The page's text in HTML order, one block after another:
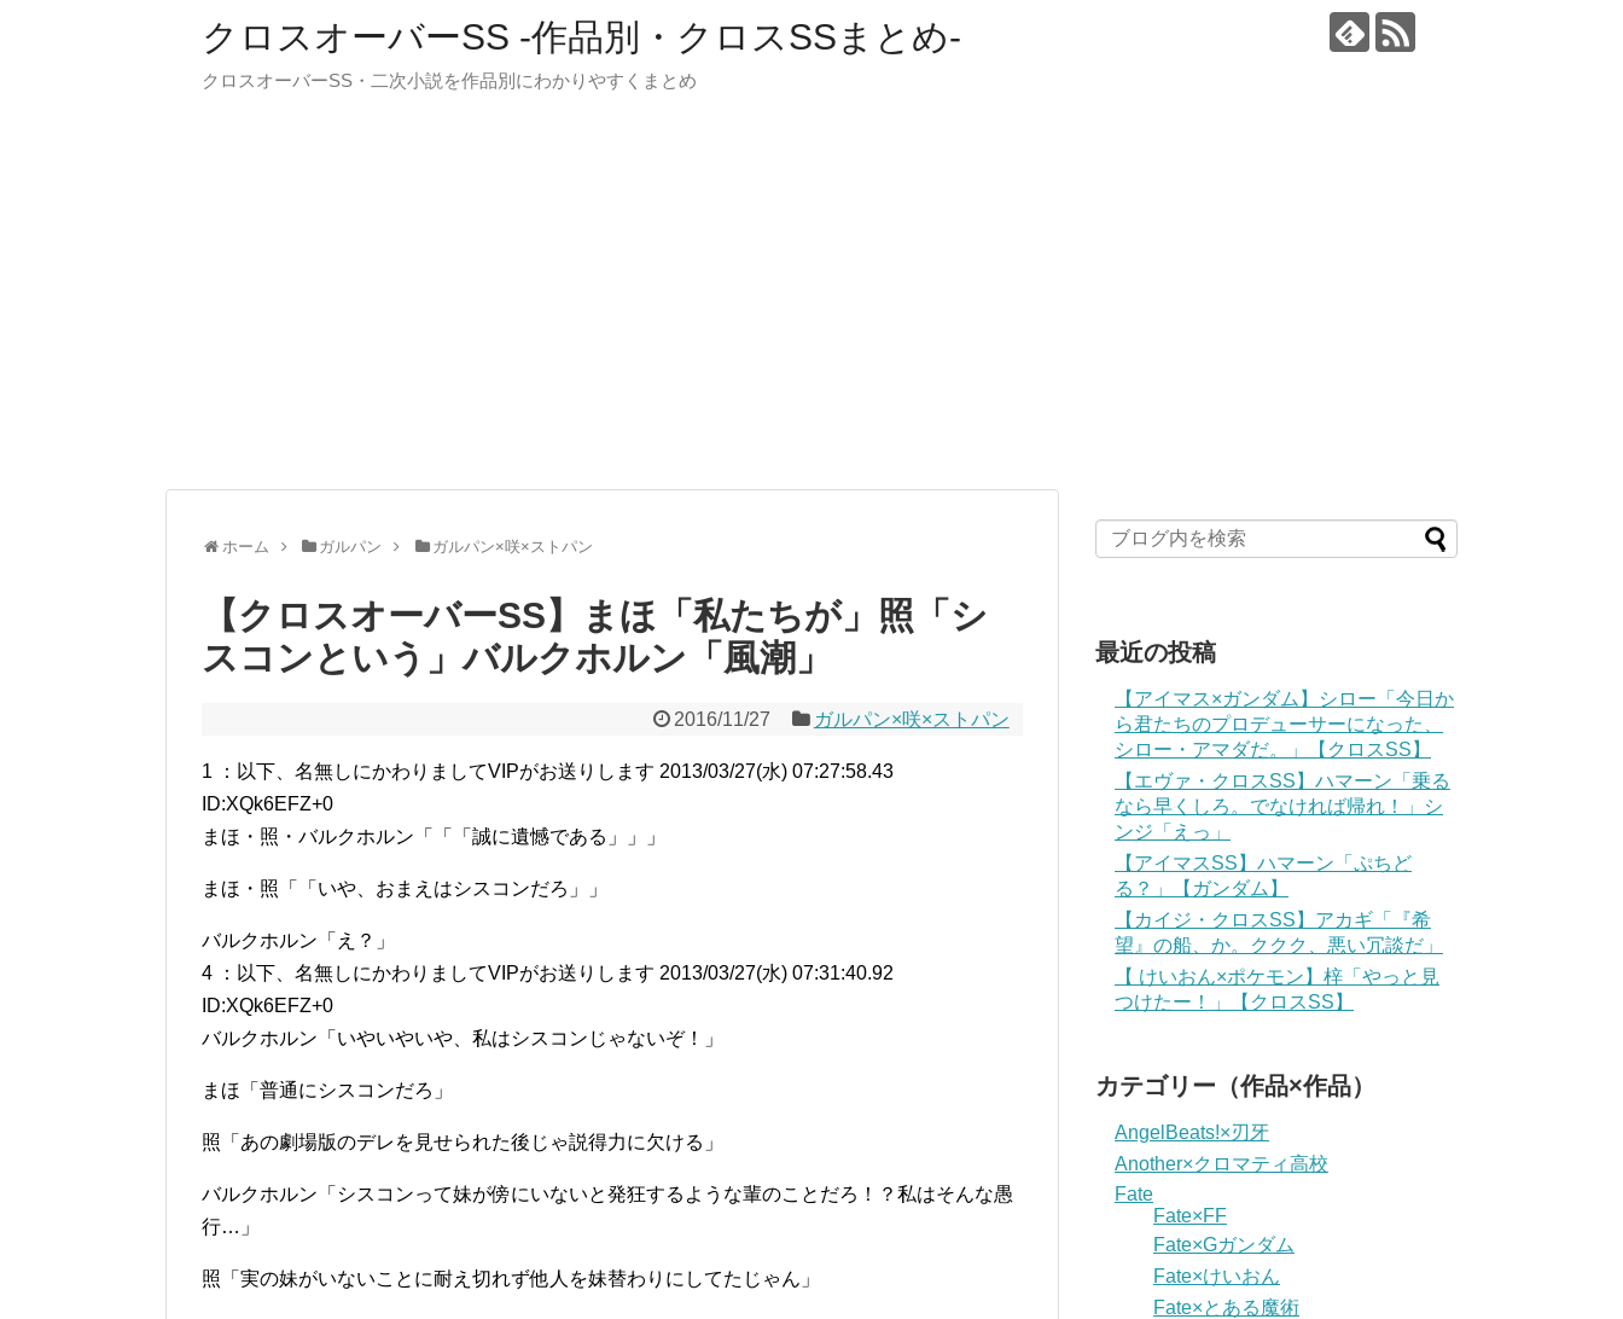
クロスオーバーSS -作品別・クロスSSまとめ-
クロスオーバーSS・二次小説を作品別にわかりやすくまとめ
ホーム ガルパン ガルパン×咲×ストパン
【クロスオーバーSS】まほ「私たちが」照「シ
スコンという」バルクホルン「風潮」
2016/11/27 ガルパン×咲×ストパン
1 ：以下、名無しにかわりましてVIPがお送りします 2013/03/27(水) 07:27:58.43
ID:XQk6EFZ+0
まほ・照・バルクホルン「「「誠に遺憾である」」」
まほ・照「「いや、おまえはシスコンだろ」」
バルクホルン「え？」
4 ：以下、名無しにかわりましてVIPがお送りします 2013/03/27(水) 07:31:40.92
ID:XQk6EFZ+0
バルクホルン「いやいやいや、私はシスコンじゃないぞ！」
まほ「普通にシスコンだろ」
照「あの劇場版のデレを見せられた後じゃ説得力に欠ける」
バルクホルン「シスコンって妹が傍にいないと発狂するような輩のことだろ！？私はそんな愚
行…」
照「実の妹がいないことに耐え切れず他人を妹替わりにしてたじゃん」
最近の投稿
【アイマス×ガンダム】シロー「今日か
ら君たちのプロデューサーになった、
シロー・アマダだ。」【クロスSS】
【エヴァ・クロスSS】ハマーン「乗る
なら早くしろ。でなければ帰れ！」シ
ンジ「えっ」
【アイマスSS】ハマーン「ぷちど
る？」【ガンダム】
【カイジ・クロスSS】アカギ「『希
望』の船、か。ククク、悪い冗談だ」
【 けいおん×ポケモン】梓「やっと見
つけたー！」【クロスSS】
カテゴリー（作品×作品）
AngelBeats!×刃牙
Another×クロマティ高校
Fate
Fate×FF
Fate×Gガンダム
Fate×けいおん
Fate×とある魔術